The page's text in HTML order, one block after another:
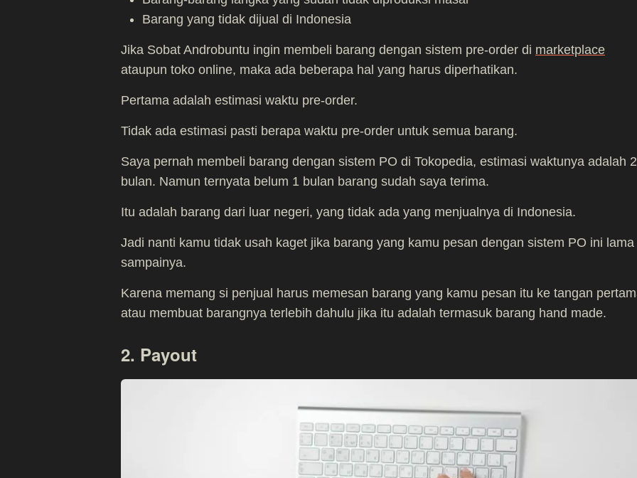
Barang yang tidak dijual di Indonesia
Jika Sobat Androbuntu ingin membeli barang dengan sistem pre-order di marketplace
ataupun toko online, maka ada beberapa hal yang harus diperhatikan.
Pertama adalah estimasi waktu pre-order.
Tidak ada estimasi pasti berapa waktu pre-order untuk semua barang.
Saya pernah membeli barang dengan sistem PO di Tokopedia, estimasi waktunya adalah 2
bulan. Namun ternyata belum 1 bulan barang sudah saya terima.
Itu adalah barang dari luar negeri, yang tidak ada yang menjualnya di Indonesia.
Jadi nanti kamu tidak usah kaget jika barang yang kamu pesan dengan sistem PO ini lama
sampainya.
Karena memang si penjual harus memesan barang yang kamu pesan itu ke tangan
atau membuat barangnya terlebih dahulu jika itu adalah termasuk barang hand made.
2. Payout